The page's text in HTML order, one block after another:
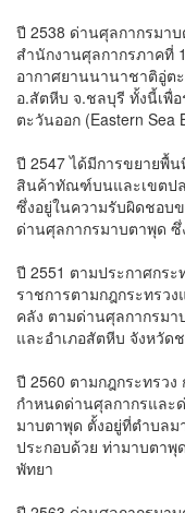
ปี 2538 ด่านศุลกากรมา
สำนักงานศุลกากรภาคที่
อากาศยานนานาชาติอู่ต
อ.สัตหีบ จ.ชลบุรี ทั้งนี้เพื่
ตะวันออก (Eastern
ปี 2547 ได้มีการขยายพื้
สินค้าทัณฑ์บนและเขตปล
ซึ่งอยู่ในความรับผิดชอบ
ด่านศุลกากรมาบตาพุด
ปี 2551 ตามประกาศกร
ราชการตามกฎกระทรว
คลัง ตามด่านศุลกากรม
และอำเภอสัตหีบ จังหวัด
ปี 2560 ตามกฎกระทรว
กำหนดด่านศุลกากรและ
มาบตาพุด ตั้งอยู่ที่ตำบลม
ประกอบด้วย ท่ามาบตาพุ
พัทยา